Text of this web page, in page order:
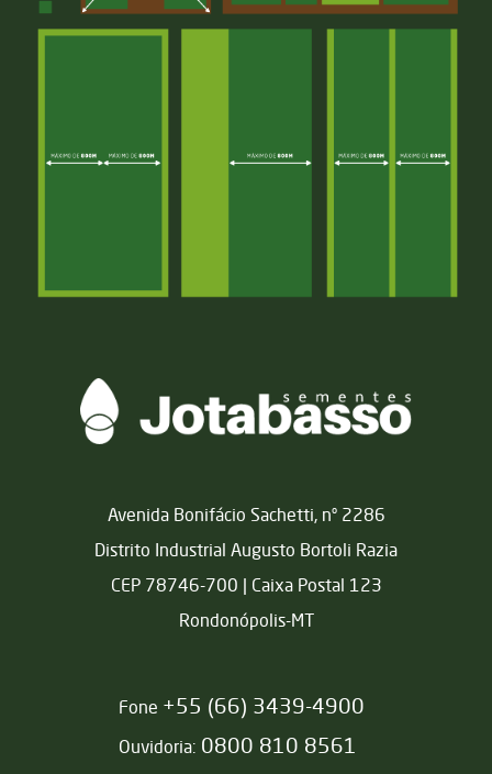
Matriz
Avenida Bonifácio Sachetti, nº 2286
Distrito Industrial Augusto Bortoli Razia
CEP 78746-700 | Caixa Postal 123
Rondonópolis-MT
Fone +55 (66) 3439-4900
Ouvidoria: 0800 810 8561